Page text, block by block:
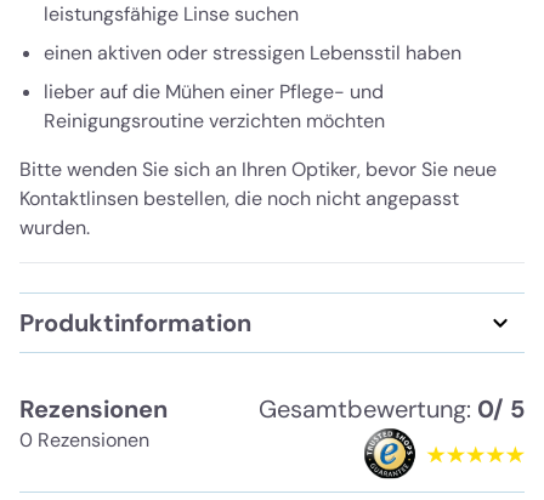
leistungsfähige Linse suchen
einen aktiven oder stressigen Lebensstil haben
lieber auf die Mühen einer Pflege- und
Reinigungsroutine verzichten möchten
Bitte wenden Sie sich an Ihren Optiker, bevor Sie neue
Kontaktlinsen bestellen, die noch nicht angepasst
wurden.
Produktinformation
Rezensionen
0 Rezensionen
Gesamtbewertung: 0/ 5